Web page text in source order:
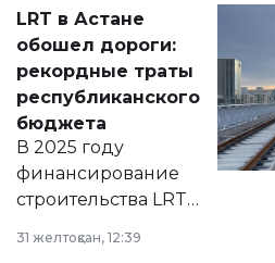
документ
появился в базе
нормативных
правовых актов и
на сайте маслихат
города.
LRT в Астане
обошел дороги:
рекордные траты
республиканского
бюджета
В 2025 году
финансирование
строительства LRT
республиканского
31 желтоқсан, 12:39